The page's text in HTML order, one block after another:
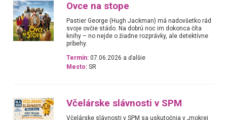
Ovce na stope
Pastier George (Hugh Jackman) má nadovšetko rád
svoje ovčie stádo. Na dobrú noc im dokonca číta
knihy – no nejde o žiadne rozprávky, ale detektívne
príbehy.
Termín: 07.06.2026 a ďalšie
Mesto: SR
Včelárske slávnosti v SPM
Včelárske slávnosti v SPM sa uskutočnia v „mokrej